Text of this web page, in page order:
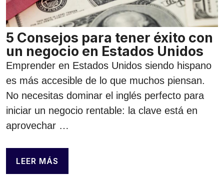
5 Consejos para tener éxito con
un negocio en Estados Unidos
Emprender en Estados Unidos siendo hispano
es más accesible de lo que muchos piensan.
No necesitas dominar el inglés perfecto para
iniciar un negocio rentable: la clave está en
aprovechar …
LEER MÁS